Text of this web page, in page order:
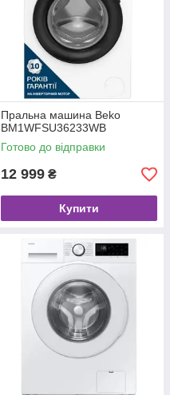
Пральна машина Beko
BM1WFSU36233WB
Готово до відправки
12 999 ₴
Купити